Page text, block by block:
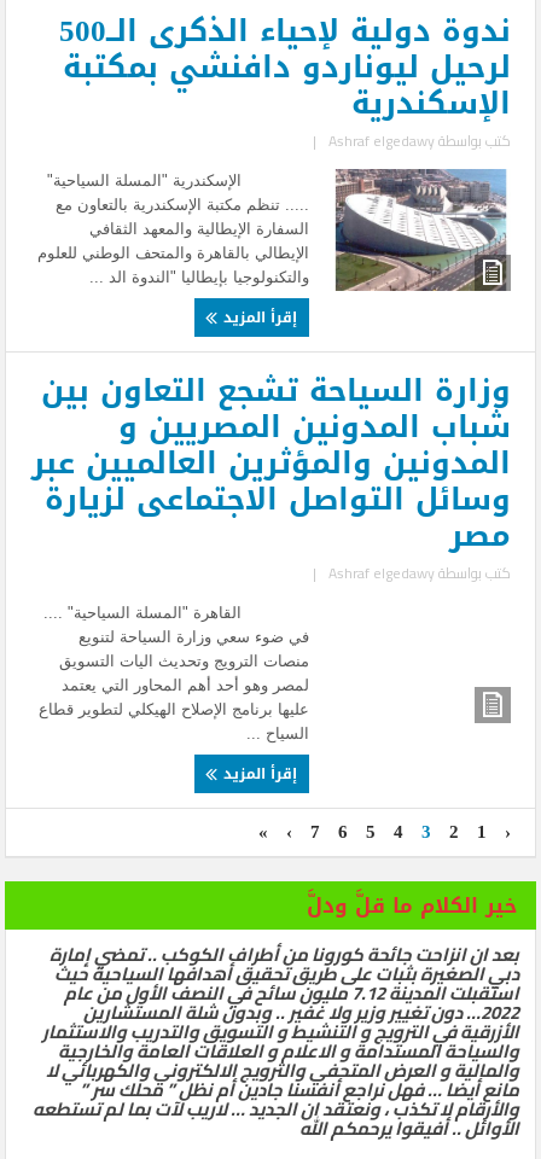
ندوة دولية لإحياء الذكرى الــ500
لرحيل ليوناردو دافنشي بمكتبة
الإسكندرية
كتب بواسطةAshraf elgedawy
|
الإسكندرية "المسلة السياحية"
..... تنظم مكتبة الإسكندرية بالتعاون مع
السفارة الإيطالية والمعهد الثقافي
الإيطالي بالقاهرة والمتحف الوطني للعلوم
والتكنولوجيا بإيطاليا "الندوة الد ...
إقرأ المزيد
وزارة السياحة تشجع التعاون بين
شباب المدونين المصريين و
المدونين والمؤثرين العالميين عبر
وسائل التواصل الاجتماعى لزيارة
مصر
كتب بواسطةAshraf elgedawy
|
القاهرة "المسلة السياحية" ....
في ضوء سعي وزارة السياحة لتنويع
منصات الترويج وتحديث اليات التسويق
لمصر وهو أحد أهم المحاور التي يعتمد
عليها برنامج الإصلاح الهيكلي لتطوير قطاع
السياح ...
إقرأ المزيد
‹
1
2
3
4
5
6
7
›
»
خير الكلام ما قلَّ ودلَّ
بعد ان انزاحت جائحة كورونا من أطراف الكوكب .. تمضي إمارة
دبي الصغيرة بثبات على طريق تحقيق أهدافها السياحية حيث
استقبلت المدينة 7.12 مليون سائح في النصف الأول من عام
2022… دون تغيير وزير ولا غفير .. وبدون شلة المستشارين
الأزرقية في الترويج و التنشيط و التسويق والتدريب والاستثمار
والسياحة المستدامة و الاعلام و العلاقات العامة والخارجية
والمالية و العرض المتحفي والترويج الالكتروني والكهربائي لا
مانع أيضا … فهل نراجع أنفسنا جادين أم نظل ” محلك سر ”
والأرقام لا تكذب ، ونعتقد ان الجديد … لاريب لآت بما لم تستطعه
الأوائل .. أفيقوا يرحمكم الله